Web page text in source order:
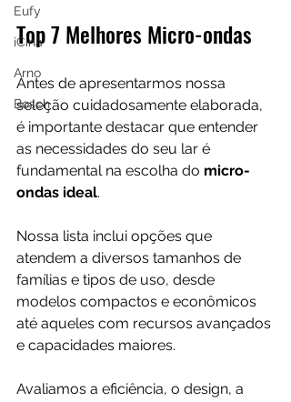
Eufy
iCina
Arno
Bosch
Top 7 Melhores Micro-ondas
Antes de apresentarmos nossa
seleção cuidadosamente elaborada,
é importante destacar que entender
as necessidades do seu lar é
fundamental na escolha do micro-
ondas ideal.
Nossa lista inclui opções que
atendem a diversos tamanhos de
famílias e tipos de uso, desde
modelos compactos e econômicos
até aqueles com recursos avançados
e capacidades maiores.
Avaliamos a eficiência, o design, a